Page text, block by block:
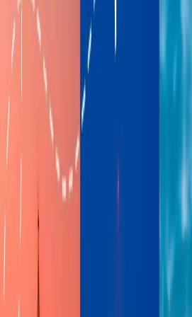
beneficios antes de embarcarse en un
es mas expansiva clase de la aerolinea
pasajeros consigue los servicios
los asientos con extra espacio, servicio
servido antes del despegue, cena
mucho mas. La clase ofrece mas alto
conveniencia.
Los beneficios de primera clase
Muchos de los pasajeros tiene la
primera clase en un avión, entonces
adelante:
Servicio premium
Los pasajeros de primera clase recibe
auxiliar de vuelo dedicado que ofrece
se embarca en el vuelo. Los pasajeros
el vino complementario, un sinfín de
toalla caliente, bolsas de aseo y mucho
clase son reclinables, puede convertirse